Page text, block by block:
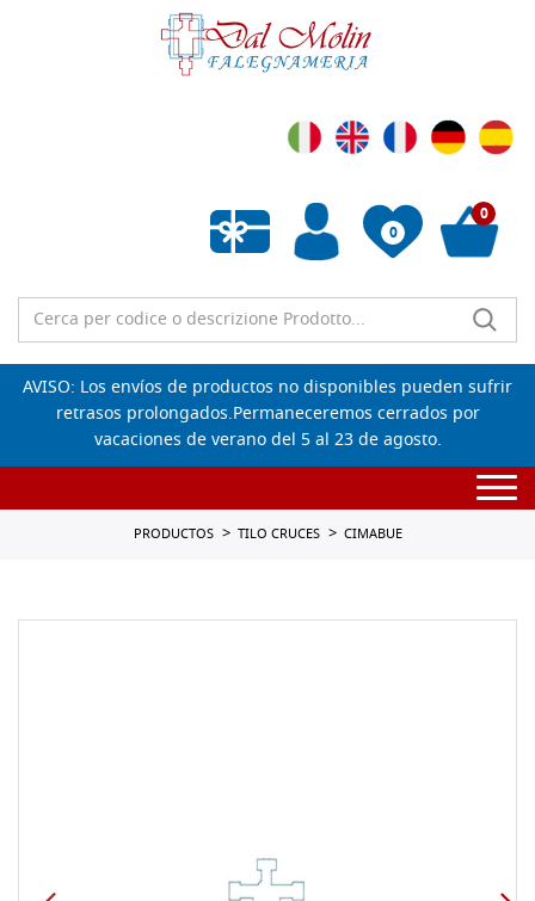
0
Lista de deseos vacía
0
AVISO: Los envíos de productos no disponibles pueden sufrir
retrasos prolongados.Permaneceremos cerrados por
vacaciones de verano del 5 al 23 de agosto.
PRODUCTOS TILO CRUCES CIMABUE